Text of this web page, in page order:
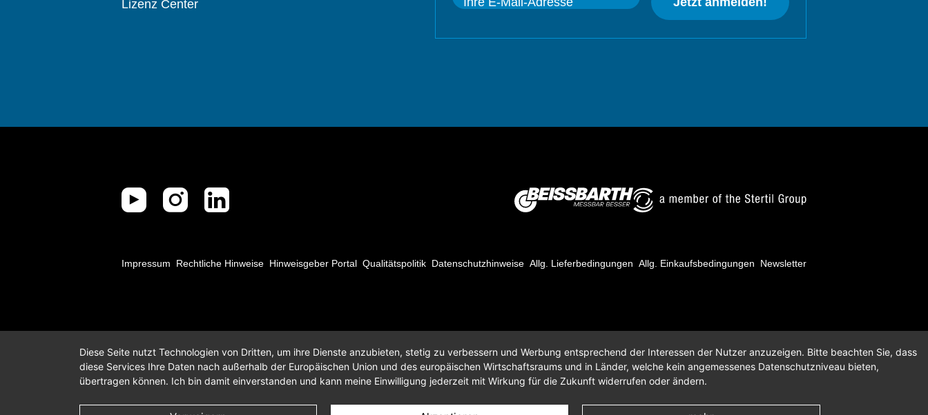
Lizenz Center
Impressum Rechtliche Hinweise Hinweisgeber Portal Qualitätspolitik Datenschutzhinweise Allg. Lieferbedingungen Allg. Einkaufsbedingungen Newsletter
Diese Seite nutzt Technologien von Dritten, um ihre Dienste anzubieten, stetig zu verbessern und Werbung entsprechend der Interessen der Nutzer anzuzeigen. Bitte beachten Sie, dass
diese Services Ihre Daten nach außerhalb der Europäischen Union und des europäischen Wirtschaftsraums und in Länder, welche kein angemessenes Datenschutzniveau bieten,
übertragen können. Ich bin damit einverstanden und kann meine Einwilligung jederzeit mit Wirkung für die Zukunft widerrufen oder ändern.